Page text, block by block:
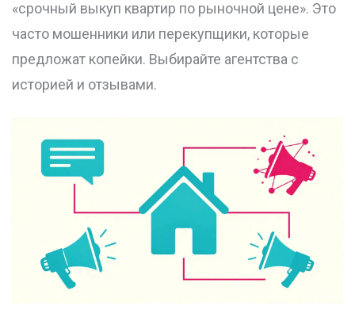
«срочный выкуп квартир по рыночной цене». Это
часто мошенники или перекупщики, которые
предложат копейки. Выбирайте агентства с
историей и отзывами.